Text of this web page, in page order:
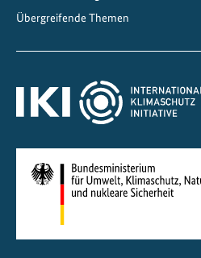
Übergreifende Themen